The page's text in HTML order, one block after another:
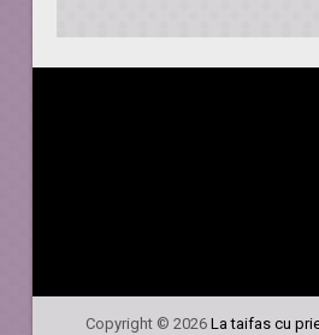
Copyright © 2026 La taifas cu